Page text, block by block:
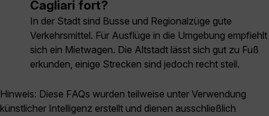
Cagliari fort?
In der Stadt sind Busse und Regionalzüge gute
Verkehrsmittel. Für Ausflüge in die Umgebung empfiehlt
sich ein Mietwagen. Die Altstadt lässt sich gut zu Fuß
erkunden, einige Strecken sind jedoch recht steil.
Hinweis: Diese FAQs wurden teilweise unter Verwendung
künstlicher Intelligenz erstellt und dienen ausschließlich